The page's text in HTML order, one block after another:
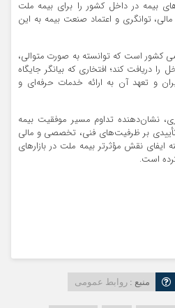
بیمه در داخل کشور را برای بیمه ملت
توانگری و اعتماد صنعت بیمه به این
کشور است که توانسته به صورت متوالی،
را دریافت کند؛ افتخاری که بیانگر جایگاه
و تعهد آن به ارائه خدمات حرفه‌ای و
نشان‌دهنده تداوم مسیر موفقیت بیمه
بر ظرفیت‌های فنی، تخصصی و مالی
نقش مؤثرتر بیمه ملت در بازارهای
است.
منبع : روابط عمومی